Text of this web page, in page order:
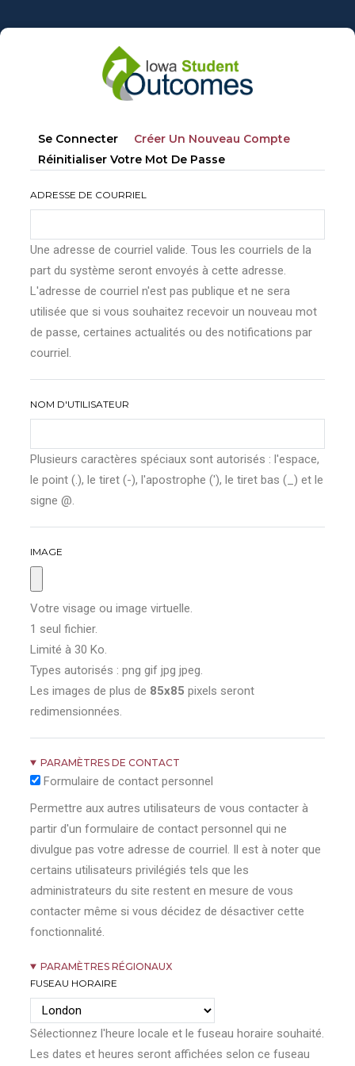
au
Onglets
principaux
Se Connecter Créer Un Nouveau Compte
Réinitialiser Votre Mot De Passe
ADRESSE DE COURRIEL
Une adresse de courriel valide. Tous les courriels de la
part du système seront envoyés à cette adresse.
L'adresse de courriel n'est pas publique et ne sera
utilisée que si vous souhaitez recevoir un nouveau mot
de passe, certaines actualités ou des notifications par
courriel.
NOM D'UTILISATEUR
Plusieurs caractères spéciaux sont autorisés : l'espace,
le point (.), le tiret (-), l'apostrophe ('), le tiret bas (_) et le
signe @.
IMAGE
Votre visage ou image virtuelle.
1 seul fichier.
Limité à 30 Ko.
Types autorisés : png gif jpg jpeg.
Les images de plus de 85x85 pixels seront
redimensionnées.
PARAMÈTRES DE CONTACT
Formulaire de contact personnel
Permettre aux autres utilisateurs de vous contacter à
partir d'un formulaire de contact personnel qui ne
divulgue pas votre adresse de courriel. Il est à noter que
certains utilisateurs privilégiés tels que les
administrateurs du site restent en mesure de vous
contacter même si vous décidez de désactiver cette
fonctionnalité.
PARAMÈTRES RÉGIONAUX
FUSEAU HORAIRE
Sélectionnez l'heure locale et le fuseau horaire souhaité.
Les dates et heures seront affichées selon ce fuseau